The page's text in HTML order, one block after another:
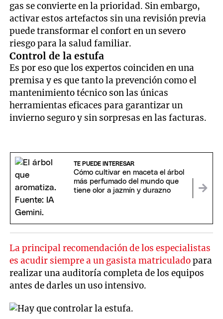
gas se convierte en la prioridad. Sin embargo,
activar estos artefactos sin una revisión previa
puede transformar el confort en un severo
riesgo para la salud familiar.
Control de la estufa
Es por eso que los expertos coinciden en una
premisa y es que tanto la prevención como el
mantenimiento técnico son las únicas
herramientas eficaces para garantizar un
invierno seguro y sin sorpresas en las facturas.
TE PUEDE INTERESAR
Cómo cultivar en maceta el árbol
más perfumado del mundo que
tiene olor a jazmín y durazno
La principal recomendación de los especialistas
es acudir siempre a un gasista matriculadopara
realizar una auditoría completa de los equipos
antes de darles un uso intensivo.